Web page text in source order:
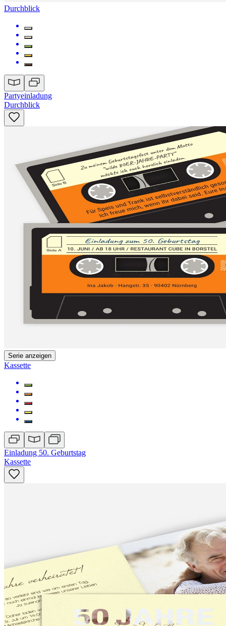
Durchblick
Partyeinladung
Durchblick
Serie anzeigen
Kassette
Einladung 50. Geburtstag
Kassette